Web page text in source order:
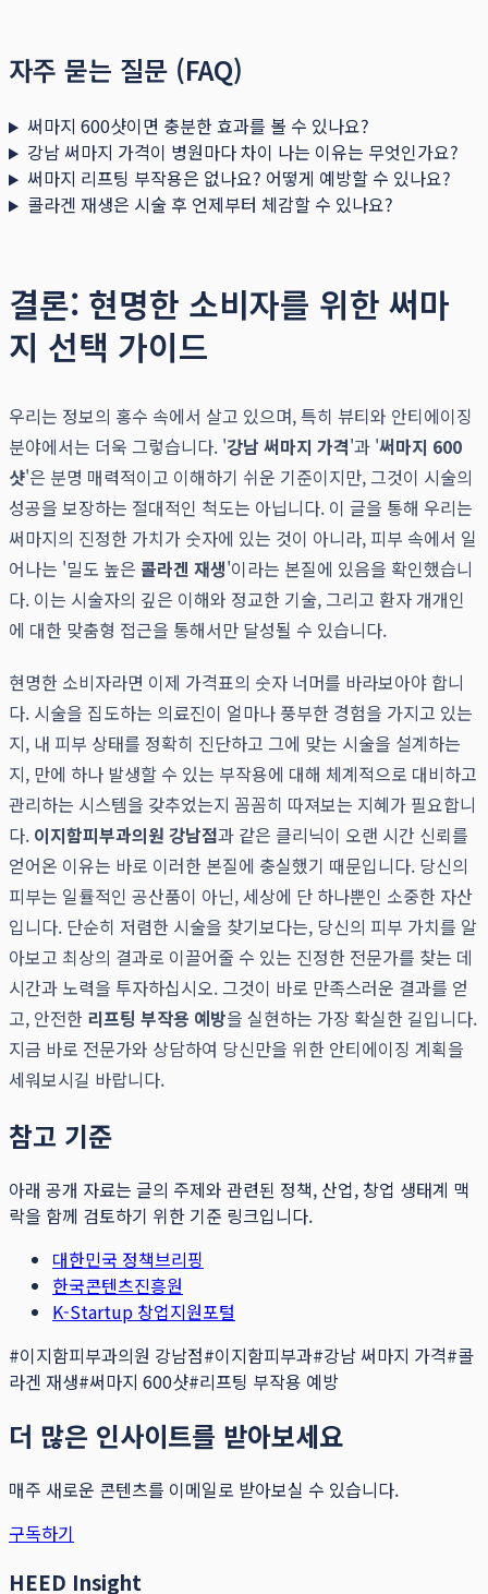
자주 묻는 질문 (FAQ)
써마지 600샷이면 충분한 효과를 볼 수 있나요?
강남 써마지 가격이 병원마다 차이 나는 이유는 무엇인가요?
써마지 리프팅 부작용은 없나요? 어떻게 예방할 수 있나요?
콜라겐 재생은 시술 후 언제부터 체감할 수 있나요?
결론: 현명한 소비자를 위한 써마
지 선택 가이드
우리는 정보의 홍수 속에서 살고 있으며, 특히 뷰티와 안티에이징
분야에서는 더욱 그렇습니다. '강남 써마지 가격'과 '써마지 600
샷'은 분명 매력적이고 이해하기 쉬운 기준이지만, 그것이 시술의
성공을 보장하는 절대적인 척도는 아닙니다. 이 글을 통해 우리는
써마지의 진정한 가치가 숫자에 있는 것이 아니라, 피부 속에서 일
어나는 '밀도 높은 콜라겐 재생'이라는 본질에 있음을 확인했습니
다. 이는 시술자의 깊은 이해와 정교한 기술, 그리고 환자 개개인
에 대한 맞춤형 접근을 통해서만 달성될 수 있습니다.
현명한 소비자라면 이제 가격표의 숫자 너머를 바라보아야 합니
다. 시술을 집도하는 의료진이 얼마나 풍부한 경험을 가지고 있는
지, 내 피부 상태를 정확히 진단하고 그에 맞는 시술을 설계하는
지, 만에 하나 발생할 수 있는 부작용에 대해 체계적으로 대비하고
관리하는 시스템을 갖추었는지 꼼꼼히 따져보는 지혜가 필요합니
다. 이지함피부과의원 강남점과 같은 클리닉이 오랜 시간 신뢰를
얻어온 이유는 바로 이러한 본질에 충실했기 때문입니다. 당신의
피부는 일률적인 공산품이 아닌, 세상에 단 하나뿐인 소중한 자산
입니다. 단순히 저렴한 시술을 찾기보다는, 당신의 피부 가치를 알
아보고 최상의 결과로 이끌어줄 수 있는 진정한 전문가를 찾는 데
시간과 노력을 투자하십시오. 그것이 바로 만족스러운 결과를 얻
고, 안전한 리프팅 부작용 예방을 실현하는 가장 확실한 길입니다.
지금 바로 전문가와 상담하여 당신만을 위한 안티에이징 계획을
세워보시길 바랍니다.
참고 기준
아래 공개 자료는 글의 주제와 관련된 정책, 산업, 창업 생태계 맥
락을 함께 검토하기 위한 기준 링크입니다.
대한민국 정책브리핑
한국콘텐츠진흥원
K-Startup 창업지원포털
#이지함피부과의원 강남점#이지함피부과#강남 써마지 가격#콜
라겐 재생#써마지 600샷#리프팅 부작용 예방
더 많은 인사이트를 받아보세요
매주 새로운 콘텐츠를 이메일로 받아보실 수 있습니다.
구독하기
HEED Insight